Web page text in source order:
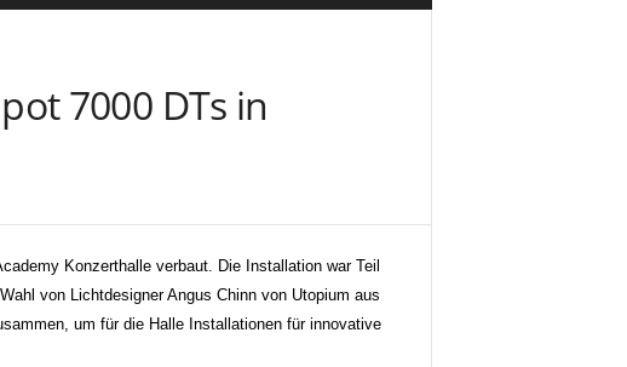
7000 DTs in
Konzerthalle verbaut. Die Installation war Teil
von Lichtdesigner Angus Chinn von Utopium aus
um für die Halle Installationen für innovative